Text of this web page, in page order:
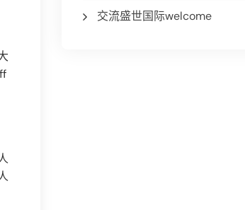
交流盛世国际welcome